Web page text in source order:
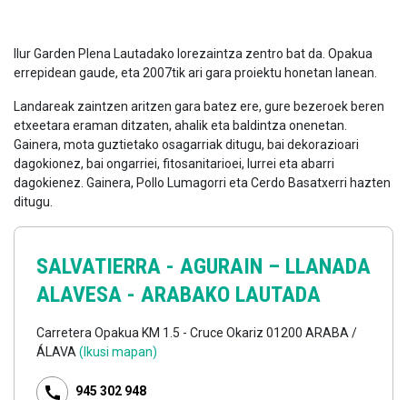
Ilur Garden Plena Lautadako lorezaintza zentro bat da. Opakua
errepidean gaude, eta 2007tik ari gara proiektu honetan lanean.
Landareak zaintzen aritzen gara batez ere, gure bezeroek beren
etxeetara eraman ditzaten, ahalik eta baldintza onenetan.
Gainera, mota guztietako osagarriak ditugu, bai dekorazioari
dagokionez, bai ongarriei, fitosanitarioei, lurrei eta abarri
dagokienez. Gainera, Pollo Lumagorri eta Cerdo Basatxerri hazten
ditugu.
SALVATIERRA - AGURAIN – LLANADA
ALAVESA - ARABAKO LAUTADA
Carretera Opakua KM 1.5 - Cruce Okariz 01200 ARABA /
ÁLAVA(Ikusi mapan)
945 302 948